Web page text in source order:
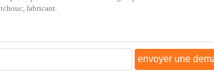
envoyer une